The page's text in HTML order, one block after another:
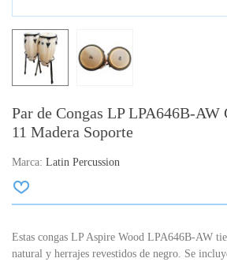
Par de Congas LP LPA646B-AW
11 Madera Soporte
Marca: Latin Percussion
Estas congas LP Aspire Wood LPA646B-AW
natural y herrajes revestidos de negro. Se